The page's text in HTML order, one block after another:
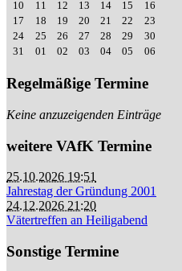
10
11 12 13 14 15
16
17
18 19 20 21 22
23
24
25 26 27 28 29
30
31
01 02 03 04 05 06
Regelmäßige Termine
Keine anzuzeigenden Einträge
weitere VAfK Termine
25.10.2026 19:51
Jahrestag der Gründung 2001
24.12.2026 21:20
Vätertreffen an Heiligabend
Sonstige Termine